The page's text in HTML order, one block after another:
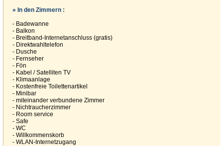
» In den Zimmern :
- Badewanne
- Balkon
- Breitband-Internetanschluss (gratis)
- Direktwahltelefon
- Dusche
- Fernseher
- Fön
- Kabel / Satelliten TV
- Klimaanlage
- Kostenfreie Toilettenartikel
- Minibar
- miteinander verbundene Zimmer
- Nichtraucherzimmer
- Room service
- Safe
- WC
- Willkommenskorb
- WLAN-Internetzugang